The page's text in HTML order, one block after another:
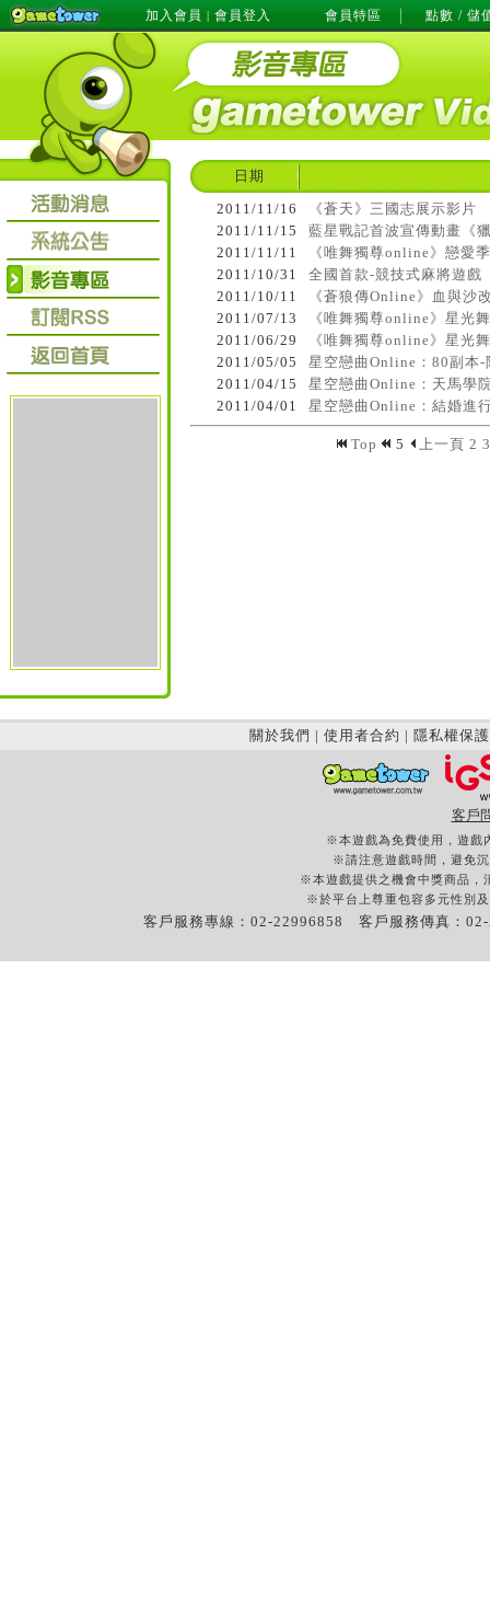
加入會員 | 會員登入 會員特區 點數 / 儲
日期
2011/11/16
《蒼天》三國志展示影片
2011/11/15
藍星戰記首波宣傳動畫《
2011/11/11
《唯舞獨尊online》戀愛
2011/10/31
全國首款-競技式麻將遊戲
2011/10/11
《蒼狼傳Online》血與沙
2011/07/13
《唯舞獨尊online》星光
2011/06/29
《唯舞獨尊online》星光
2011/05/05
星空戀曲Online：80副本-
2011/04/15
星空戀曲Online：天馬學
2011/04/01
星空戀曲Online：結婚進
Top 5 上一頁 2 3
關於我們 | 使用者合約 | 隱私權保護
客戶
※本遊戲為免費使用，遊戲
※請注意遊戲時間，避免
※本遊戲提供之機會中獎商品，
※於平台上尊重包容多元性別
客戶服務專線：02-22996858 客戶服務傳真：